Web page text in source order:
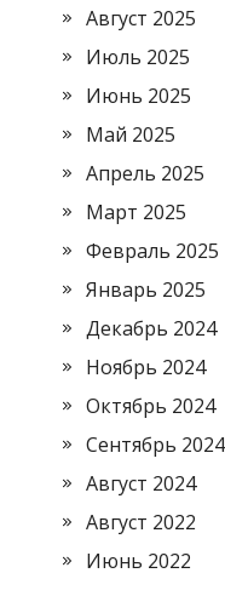
Август 2025
Июль 2025
Июнь 2025
Май 2025
Апрель 2025
Март 2025
Февраль 2025
Январь 2025
Декабрь 2024
Ноябрь 2024
Октябрь 2024
Сентябрь 2024
Август 2024
Август 2022
Июнь 2022